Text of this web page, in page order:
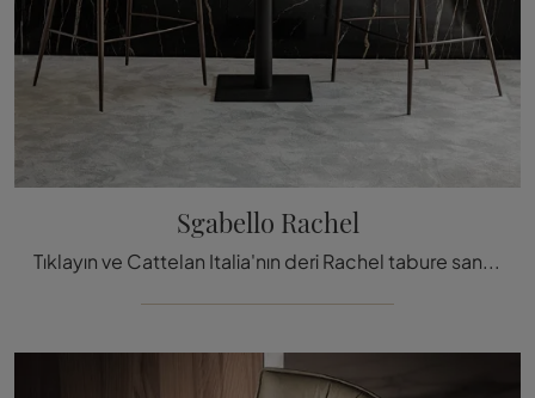
Sgabello Rachel
Tıklayın ve Cattelan Italia'nın deri Rachel tabure sandalyesi hakkında bilgi edinin: En özel tasarım tabure sandalyeler sizi bekliyor.